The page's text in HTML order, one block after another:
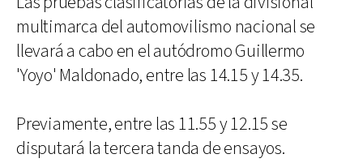
multimarca del automovilismo nacional se
llevará a cabo en el autódromo Guillermo
'Yoyo' Maldonado, entre las 14.15 y 14.35.
Previamente, entre las 11.55 y 12.15 se
disputará la tercera tanda de ensayos.